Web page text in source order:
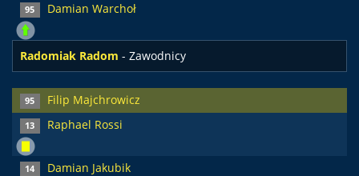
95 Damian Warchoł
Radomiak Radom - Zawodnicy
95 Filip Majchrowicz
13 Raphael Rossi
14 Damian Jakubik